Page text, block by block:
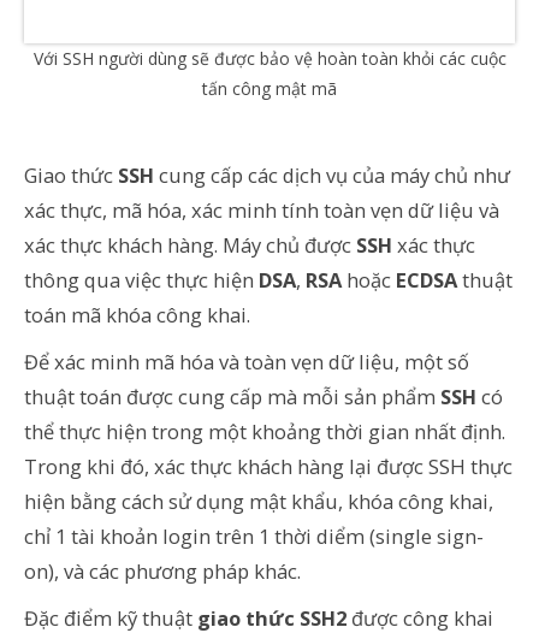
Với SSH người dùng sẽ được bảo vệ hoàn toàn khỏi các cuộc
tấn công mật mã
Giao thức SSH cung cấp các dịch vụ của máy chủ như
xác thực, mã hóa, xác minh tính toàn vẹn dữ liệu và
xác thực khách hàng. Máy chủ được SSH xác thực
thông qua việc thực hiện DSA, RSA hoặc ECDSAthuật
toán mã khóa công khai.
Để xác minh mã hóa và toàn vẹn dữ liệu, một số
thuật toán được cung cấp mà mỗi sản phẩm SSH có
thể thực hiện trong một khoảng thời gian nhất định.
Trong khi đó, xác thực khách hàng lại được SSH thực
hiện bằng cách sử dụng mật khẩu, khóa công khai,
chỉ 1 tài khoản login trên 1 thời diểm (single sign-
on), và các phương pháp khác.
Đặc điểm kỹ thuật giao thức SSH2 được công khai